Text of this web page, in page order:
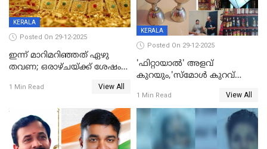
KERALA
Posted On 29-12-2025
ഇന്ന് മാറിമറിഞ്ഞത് ഏഴു
തവണ; ഒരാഴ്ചയ്ക്ക് ശേഷം
1 Min Read View All
KERALA
Posted On 29-12-2025
'ഫിറ്റായാൽ' അളവ്
കുറയും,'സ്‌മോൾ കുറവ്
പിഴ
1 Min Read View All